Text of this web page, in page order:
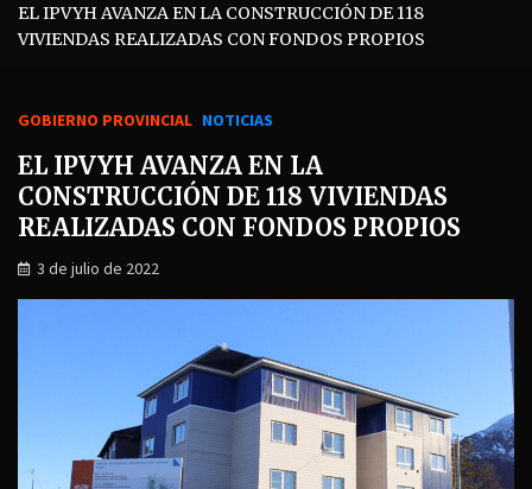
EL IPVYH AVANZA EN LA CONSTRUCCIÓN DE 118
VIVIENDAS REALIZADAS CON FONDOS PROPIOS
GOBIERNO PROVINCIAL NOTICIAS
EL IPVYH AVANZA EN LA
CONSTRUCCIÓN DE 118 VIVIENDAS
REALIZADAS CON FONDOS PROPIOS
3 de julio de 2022